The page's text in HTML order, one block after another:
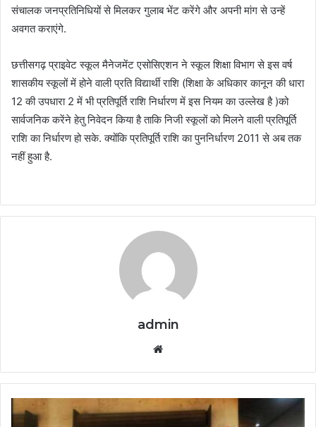
संचालक जनप्रतिनिधियों से मिलकर गुलाब भेंट करेंगे और अपनी मांग से उन्हें
अवगत कराएंगे.
छत्तीसगढ़ प्राइवेट स्कूल मैनेजमेंट एसोसिएशन ने स्कूल शिक्षा विभाग से इस वर्ष
शासकीय स्कूलों में होने वाली प्रति विद्यार्थी राशि (शिक्षा के अधिकार कानून की धारा
12 की उपधारा 2 में भी प्रतिपूर्ति राशि निर्धारण में इस नियम का उल्लेख है )को
सार्वजनिक करेंने हेतु निवेदन किया है ताकि निजी स्कूलों को मिलने वाली प्रतिपूर्ति
राशि का निर्धारण हो सके. क्योंकि प्रतिपूर्ति राशि का पुननिर्धारण 2011 से अब तक
नहीं हुआ है.
admin